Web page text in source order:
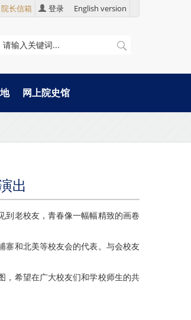
院长信箱 登录 English version
网上院史馆
出
到老校友，青春像一幅幅精致的画卷
寨和北美等校友会的代表。与会校友
，希望在广大校友们和学校师生的共